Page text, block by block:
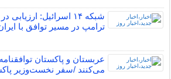
شبکه ۱۴ اسرائیل:
ترامپ در مسیر توافق با
عربستان و پاکستان
می‌کنند /سفر نخست‌وزیر